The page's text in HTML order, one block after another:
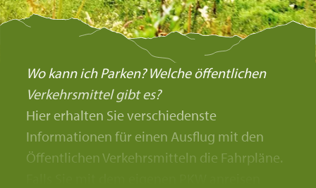
Wo kann ich Parken? Welche öffentlichen
Verkehrsmittel gibt es?
Hier erhalten Sie verschiedenste
Informationen für einen Ausflug mit den
Öffentlichen Verkehrsmitteln die Fahrpläne.